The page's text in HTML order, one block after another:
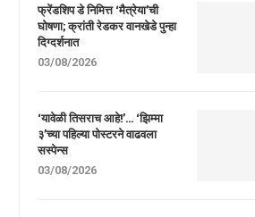
फ्रेंडशिप डे निमित्त ‘मैत्रेया’ची
घोषणा; क्रांती रेडकर वानखेडे पुन्हा
दिग्दर्शनात
03/08/2026
‘यावेळी तिसराच आहे!’… ‘झिम्मा
३’च्या पहिल्या पोस्टरने वाढवला
सस्पेन्स
03/08/2026